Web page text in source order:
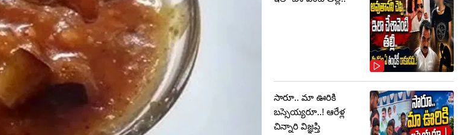
సారూ.. మా ఊరికి
బస్సెయ్యరూ..! ఆరేళ్ల
చిన్నారి విజ్ఞప్తి